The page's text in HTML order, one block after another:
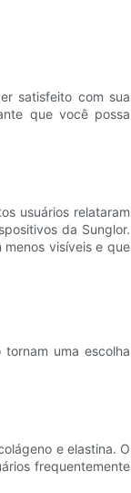
satisfeito com sua
que você possa
usuários relataram
da Sunglor.
menos visíveis e que
uma escolha
e elastina. O
frequentemente